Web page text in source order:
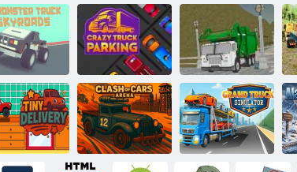
3d monster
kravas
automašīnu
debesis
Trakā kravas
automašīnu
novietošana
Salas tīru kravas
automašīnu
atkritumu sim